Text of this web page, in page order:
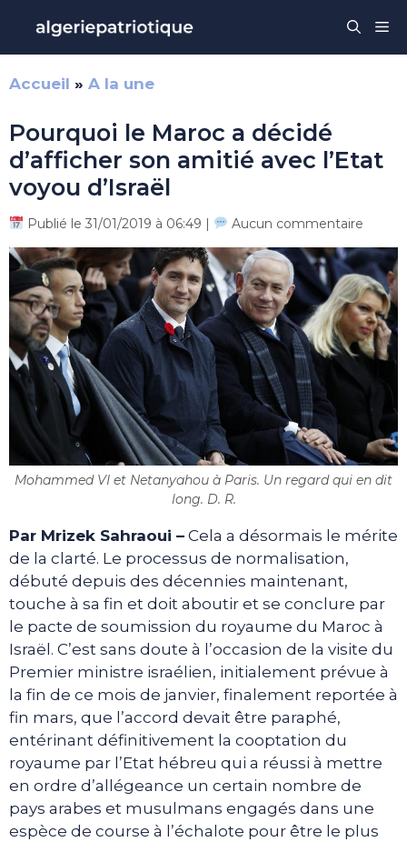
contenu
Accueil » A la une
Pourquoi le Maroc a décidé
d’afficher son amitié avec l’Etat
voyou d’Israël
Publié le 31/01/2019 à 06:49 | Aucun commentaire
Mohammed VI et Netanyahou à Paris. Un regard qui en dit
long. D. R.
Par Mrizek Sahraoui – Cela a désormais le mérite
de la clarté. Le processus de normalisation,
débuté depuis des décennies maintenant,
touche à sa fin et doit aboutir et se conclure par
le pacte de soumission du royaume du Maroc à
Israël. C’est sans doute à l’occasion de la visite du
Premier ministre israélien, initialement prévue à
la fin de ce mois de janvier, finalement reportée à
fin mars, que l’accord devait être paraphé,
entérinant définitivement la cooptation du
royaume par l’Etat hébreu qui a réussi à mettre
en ordre d’allégeance un certain nombre de
pays arabes et musulmans engagés dans une
espèce de course à l’échalote pour être le plus